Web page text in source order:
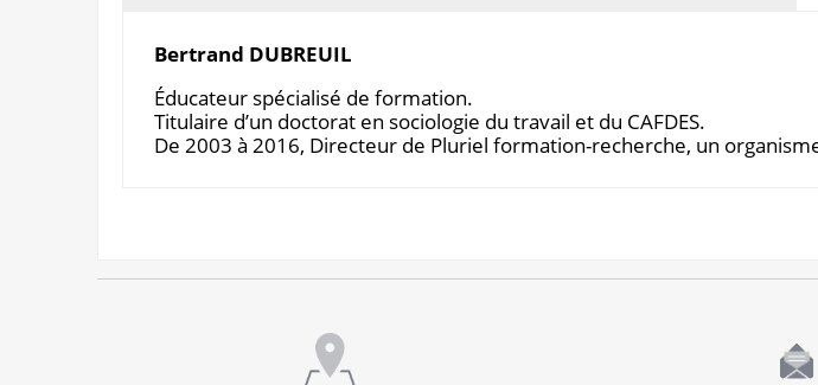
Bertrand DUBREUIL
Éducateur spécialisé de formation.
Titulaire d’un doctorat en sociologie du travail et du CAFDES.
De 2003 à 2016, Directeur de Pluriel formation-recherche, un